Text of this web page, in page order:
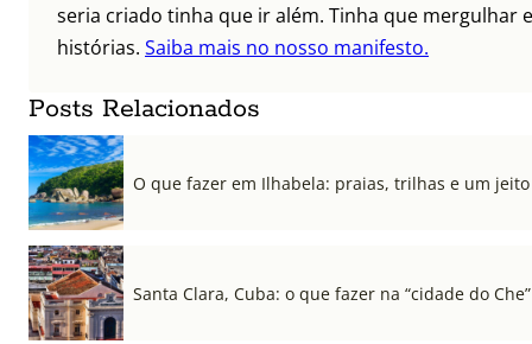
seria criado tinha que ir além. Tinha que mergulhar
histórias. Saiba mais no nosso manifesto.
Posts Relacionados
O que fazer em Ilhabela: praias, trilhas e um
Santa Clara, Cuba: o que fazer na “cidade do Che”